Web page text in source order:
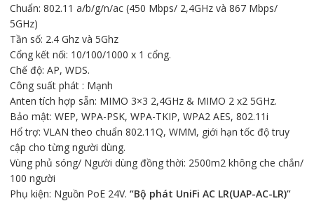
Chuẩn: 802.11 a/b/g/n/ac (450 Mbps/ 2,4GHz và 867 Mbps/
5GHz)
Tần số: 2.4 Ghz và 5Ghz
Cổng kết nối: 10/100/1000 x 1 cổng.
Chế độ: AP, WDS.
Công suất phát : Mạnh
Anten tích hợp sẵn: MIMO 3×3 2,4GHz & MIMO 2 x2 5GHz.
Bảo mật: WEP, WPA-PSK, WPA-TKIP, WPA2 AES, 802.11i
Hổ trợ: VLAN theo chuẩn 802.11Q, WMM, giới hạn tốc độ truy
cập cho từng người dùng.
Vùng phủ sóng/ Người dùng đồng thời: 2500m2 không che chắn/
100 người
Phụ kiện: Nguồn PoE 24V. “Bộ phát UniFi AC LR(UAP-AC-LR)”